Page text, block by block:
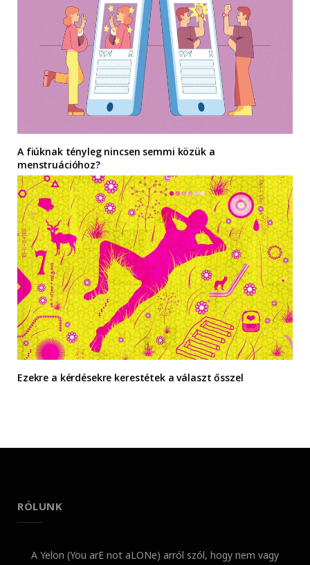
A fiúknak tényleg nincsen semmi közük a
menstruációhoz?
Ezekre a kérdésekre kerestétek a választ ősszel
RÓLUNK
A Yelon (You arE not aLONe) arról szól, hogy nem vagy